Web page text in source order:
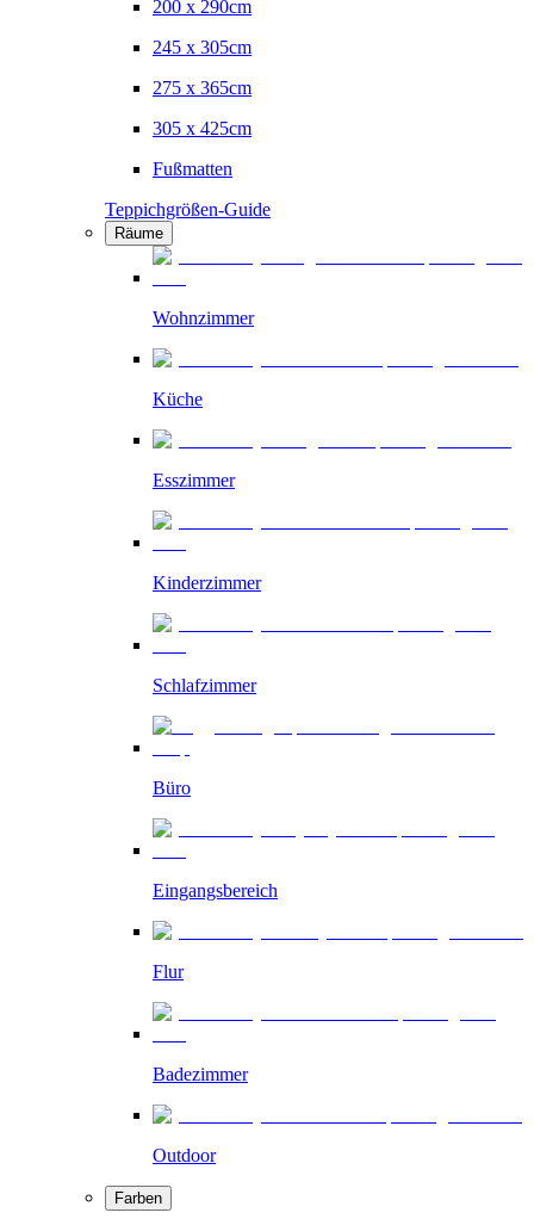
200 x 290cm
245 x 305cm
275 x 365cm
305 x 425cm
Fußmatten
Teppichgrößen-Guide
Räume
Wohnzimmer
Küche
Esszimmer
Kinderzimmer
Schlafzimmer
Büro
Eingangsbereich
Flur
Badezimmer
Outdoor
Farben